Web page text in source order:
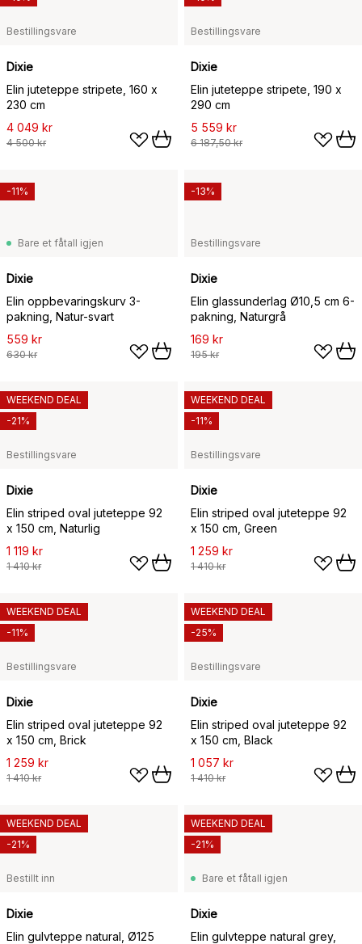
Bestillingsvare
Dixie
Elin juteteppe stripete, 160 x
230 cm
4 049 kr
4 500 kr
Bestillingsvare
Dixie
Elin juteteppe stripete, 190 x
290 cm
5 559 kr
6 187,50 kr
Bare et fåtall igjen
Dixie
Elin oppbevaringskurv 3-
pakning, Natur-svart
559 kr
630 kr
-11%
Bestillingsvare
Dixie
Elin glassunderlag Ø10,5 cm 6-
pakning, Naturgrå
169 kr
195 kr
-13%
Bestillingsvare
Dixie
Elin striped oval juteteppe 92
x 150 cm, Naturlig
1 119 kr
1 410 kr
WEEKEND DEAL
-21%
Bestillingsvare
Dixie
Elin striped oval juteteppe 92
x 150 cm, Green
1 259 kr
1 410 kr
WEEKEND DEAL
-11%
Bestillingsvare
Dixie
Elin striped oval juteteppe 92
x 150 cm, Brick
1 259 kr
1 410 kr
WEEKEND DEAL
-11%
Bestillingsvare
Dixie
Elin striped oval juteteppe 92
x 150 cm, Black
1 057 kr
1 410 kr
WEEKEND DEAL
-25%
Bestillt inn
Dixie
Elin gulvteppe natural, Ø125
WEEKEND DEAL
-21%
Bare et fåtall igjen
Dixie
Elin gulvteppe natural grey,
WEEKEND DEAL
-21%